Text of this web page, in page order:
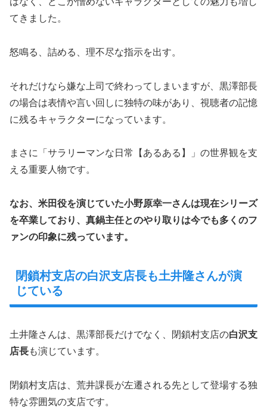
てきました。
怒鳴る、詰める、理不尽な指示を出す。
それだけなら嫌な上司で終わってしまいますが、黒澤部長
の場合は表情や言い回しに独特の味があり、視聴者の記憶
に残るキャラクターになっています。
まさに「サラリーマンな日常【あるある】」の世界観を支
える重要人物です。
なお、米田役を演じていた小野原幸一さんは現在シリーズ
を卒業しており、真鍋主任とのやり取りは今でも多くのフ
ァンの印象に残っています。
閉鎖村支店の白沢支店長も土井隆さんが演
じている
土井隆さんは、黒澤部長だけでなく、閉鎖村支店の白沢支
店長も演じています。
閉鎖村支店は、荒井課長が左遷される先として登場する独
特な雰囲気の支店です。